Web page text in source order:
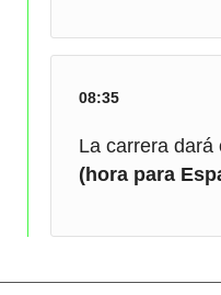
08:35
La carrera dará
(hora para